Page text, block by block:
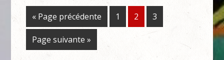
« Page précédente 1 2 3
Page suivante »